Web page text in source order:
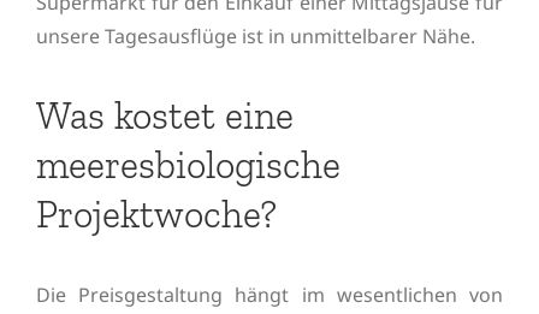
unsere Tagesausflüge ist in unmittelbarer Nähe.
Was kostet eine
meeresbiologische
Projektwoche?
Die Preisgestaltung hängt im wesentlichen von